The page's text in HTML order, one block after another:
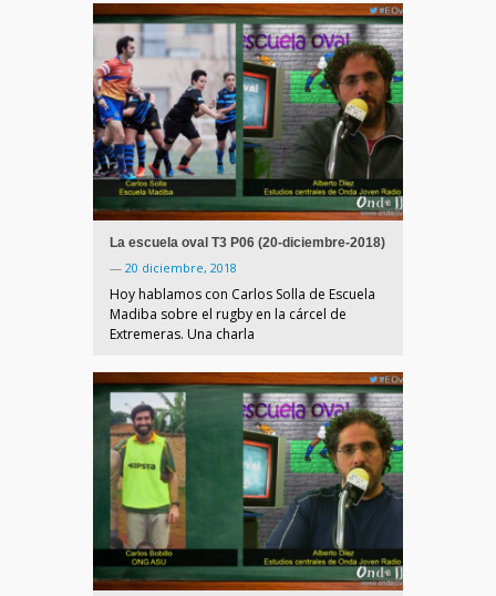
La escuela oval T3 P06 (20-diciembre-2018)
— 20 diciembre, 2018
Hoy hablamos con Carlos Solla de Escuela
Madiba sobre el rugby en la cárcel de
Extremeras. Una charla